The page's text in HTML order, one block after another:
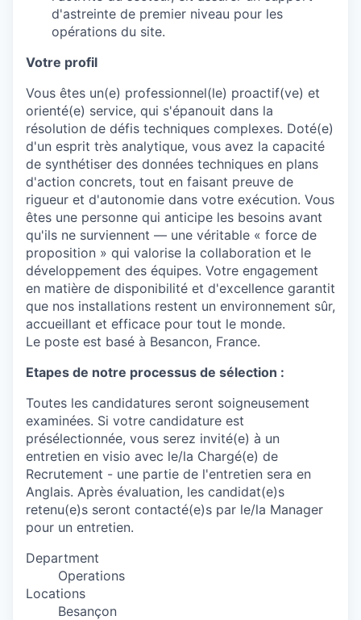
d'astreinte de premier niveau pour les
opérations du site.
Votre profil
Vous êtes un(e) professionnel(le) proactif(ve) et
orienté(e) service, qui s'épanouit dans la
résolution de défis techniques complexes. Doté(e)
d'un esprit très analytique, vous avez la capacité
de synthétiser des données techniques en plans
d'action concrets, tout en faisant preuve de
rigueur et d'autonomie dans votre exécution. Vous
êtes une personne qui anticipe les besoins avant
qu'ils ne surviennent — une véritable « force de
proposition » qui valorise la collaboration et le
développement des équipes. Votre engagement
en matière de disponibilité et d'excellence garantit
que nos installations restent un environnement sûr,
accueillant et efficace pour tout le monde.
Le poste est basé à Besancon, France.
Etapes de notre processus de sélection :
Toutes les candidatures seront soigneusement
examinées. Si votre candidature est
présélectionnée, vous serez invité(e) à un
entretien en visio avec le/la Chargé(e) de
Recrutement - une partie de l'entretien sera en
Anglais. Après évaluation, les candidat(e)s
retenu(e)s seront contacté(e)s par le/la Manager
pour un entretien.
Department
Operations
Locations
Besançon